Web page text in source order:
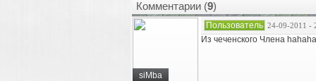
Комментарии (9)
siMba
Пользователь 24-09-2011 -
Из чеченского Члена